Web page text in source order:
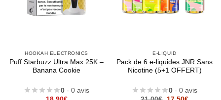
HOOKAH ELECTRONICS
Puff Starbuzz Ultra Max 25K –
Banana Cookie
0 - 0 avis
E-LIQUID
Pack de 6 e-liquides JNR Sans
Nicotine (5+1 OFFERT)
0 - 0 avis